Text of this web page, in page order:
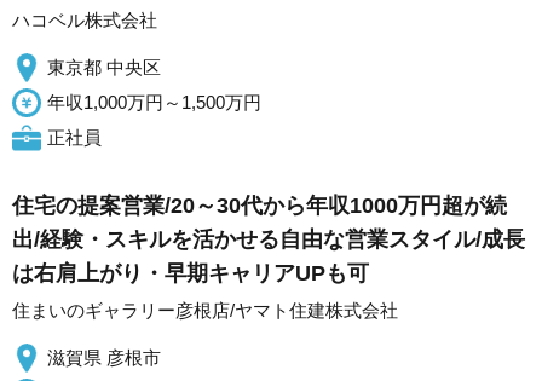
ハコベル株式会社
東京都 中央区
年収1,000万円～1,500万円
正社員
住宅の提案営業/20～30代から年収1000万円超が続
出/経験・スキルを活かせる自由な営業スタイル/成長
は右肩上がり・早期キャリアUPも可
住まいのギャラリー彦根店/ヤマト住建株式会社
滋賀県 彦根市